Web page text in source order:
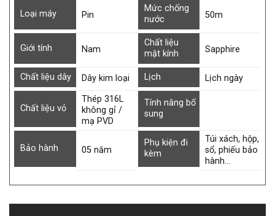
Loại máy Pin
Mức chống
nước
50m
Giới tính Nam
Chất liệu
mặt kính
Sapphire
Chất liệu dây Dây kim loại Lịch Lịch ngày
Chất liệu vỏ
Thép 316L
không gỉ /
mạ PVD
Tính năng bổ
sung
Bảo hành 05 năm
Phụ kiện đi
kèm
Túi xách, hộp,
sổ, phiếu bảo
hành…